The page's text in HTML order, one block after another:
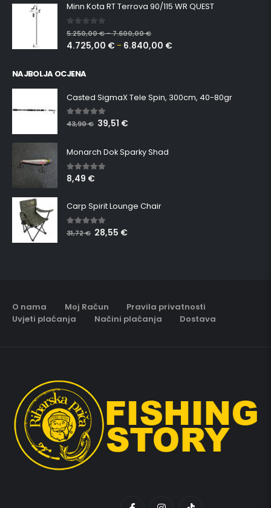
Minn Kota RT Terrova 90/115 WR QUEST
0 out of 5
5.250,00€–7.600,00€
4.725,00 € – 6.840,00 €
NAJBOLJA OCJENA
Casted SigmaX Tele Spin, 300cm, 40-80gr
5.00out of 5
43,90€ 39,51 €
Monarch Dok Sparky Shad
5.00 out of 5
8,49 €
Carp Spirit Lounge Chair
5.00 out of 5
31,72€ 28,55 €
O nama Moj Račun
Pravila privatnosti
Uvjeti plaćanja
Načini plaćanja Dostava